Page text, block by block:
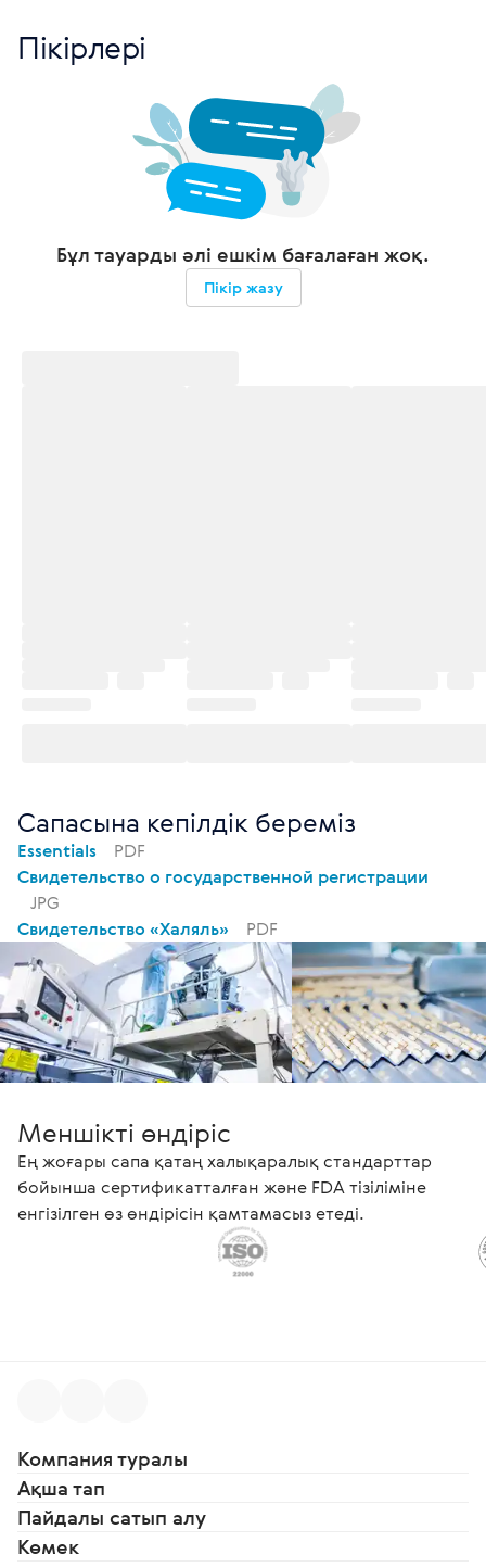
Пікірлері
Бұл тауарды әлі ешкім бағалаған жоқ.
Пікір жазу
Сапасына кепілдік береміз
Essentials
PDF
Свидетельство о государственной регистрации
JPG
Свидетельство «Халяль»
PDF
Меншікті өндіріс
Ең жоғары сапа қатаң халықаралық стандарттар
бойынша сертификатталған және FDA тізіліміне
енгізілген өз өндірісін қамтамасыз етеді.
Компания туралы
Ақша тап
Пайдалы сатып алу
Көмек